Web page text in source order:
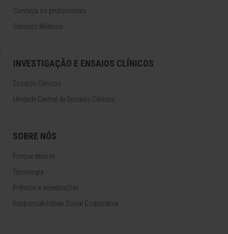
Conheça os profissionais
Serviços Médicos
INVESTIGAÇÃO E ENSAIOS CLÍNICOS
Ensaios Clínicos
Unidade Central de Ensaios Clínicos
SOBRE NÓS
Porque deve vir
Tecnologia
Prémios e acreditações
Responsabilidade Social Corporativa